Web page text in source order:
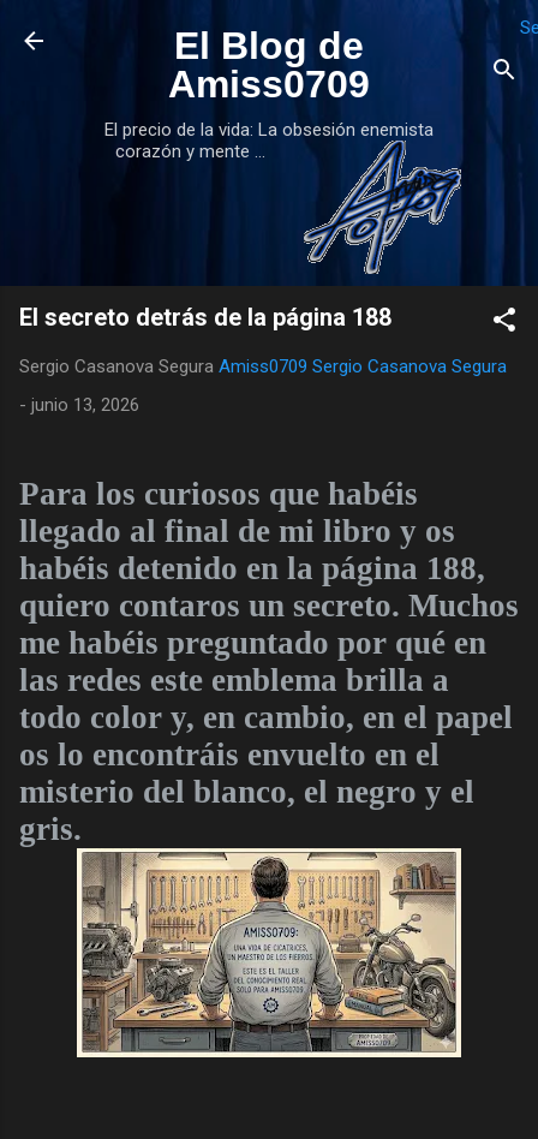
Ir al contenido principal
El Blog de
Amiss0709
El precio de la vida: La obsesión enemista
corazón y mente ...
El secreto detrás de la página 188
Sergio Casanova Segura Amiss0709 Sergio Casanova Segura
- junio 13, 2026
Para los curiosos que habéis
llegado al final de mi libro y os
habéis detenido en la página 188,
quiero contaros un secreto. Muchos
me habéis preguntado por qué en
las redes este emblema brilla a
todo color y, en cambio, en el papel
os lo encontráis envuelto en el
misterio del blanco, el negro y el
gris.